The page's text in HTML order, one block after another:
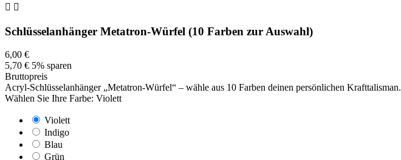
 
Schlüsselanhänger Metatron-Würfel (10 Farben zur Auswahl)
6,00 €
5,70 € 5% sparen
Bruttopreis
Acryl-Schlüsselanhänger „Metatron-Würfel“ – wähle aus 10 Farben deinen persönlichen Krafttalisman.
Wählen Sie Ihre Farbe: Violett
Violett
Indigo
Blau
Grün